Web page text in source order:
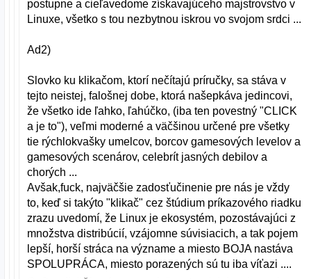
postupne a cieľavedome získavajúceho majstrovstvo v
Linuxe, všetko s tou nezbytnou iskrou vo svojom srdci ...
Ad2)
Slovko ku klikačom, ktorí nečítajú príručky, sa stáva v
tejto neistej, falošnej dobe, ktorá našepkáva jedincovi,
že všetko ide ľahko, ľahúčko, (iba ten povestný "CLICK
a je to"), veľmi moderné a väčšinou určené pre všetky
tie rýchlokvašky umelcov, borcov gamesových levelov a
gamesových scenárov, celebrít jasných debilov a
chorých ...
Avšak,fuck, najväčšie zadosťučinenie pre nás je vždy
to, keď si takýto "klikač" cez štúdium príkazového riadku
zrazu uvedomí, že Linux je ekosystém, pozostávajúci z
množstva distribúcií, vzájomne súvisiacich, a tak pojem
lepší, horší stráca na význame a miesto BOJA nastáva
SPOLUPRÁCA, miesto porazených sú tu iba víťazi ....